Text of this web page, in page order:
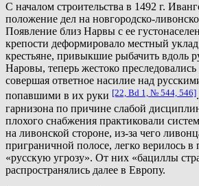
С началом строительства в 1492 г.
положение дел на новгородско-
Появление близ Нарвы с ее
крепости деформировало местный
крестьяне, привыкшие рыбачить вдоль
Наровы, теперь жестоко преследовались
совершая ответное насилие над
попавшими в их руки [22, Bd 1, № 544, 546]
гарнизона по причине слабой
плохого снабжения практиковали
на ливонской стороне, из-за чего
приграничной полосе, легко верилось в
«русскую угрозу». От них «бациллы
распространялись далее в Европу.